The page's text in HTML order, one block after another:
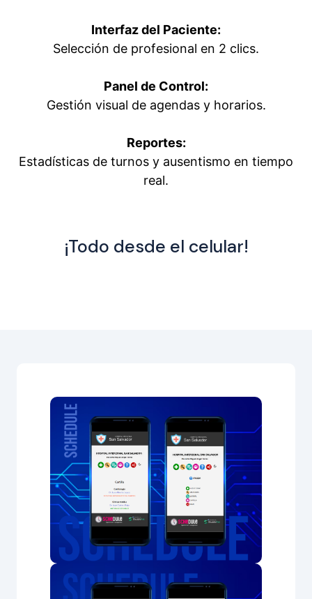
Interfaz del Paciente:
Selección de profesional en 2 clics.
Panel de Control:
Gestión visual de agendas y horarios.
Reportes:
Estadísticas de turnos y ausentismo en tiempo
real.
¡Todo desde el celular!